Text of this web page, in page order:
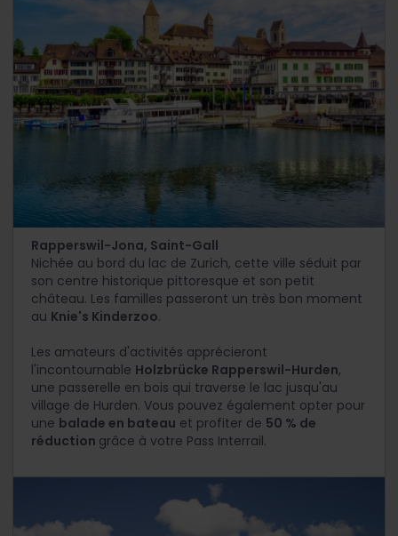
Rapperswil-Jona, Saint-Gall
Nichée au bord du lac de Zurich, cette ville séduit par
son centre historique pittoresque et son petit
château. Les familles passeront un très bon moment
au Knie's Kinderzoo.
Les amateurs d'activités apprécieront
l'incontournable Holzbrücke Rapperswil-Hurden,
une passerelle en bois qui traverse le lac jusqu'au
village de Hurden. Vous pouvez également opter pour
une balade en bateau et profiter de 50 % de
réduction grâce à votre Pass Interrail.